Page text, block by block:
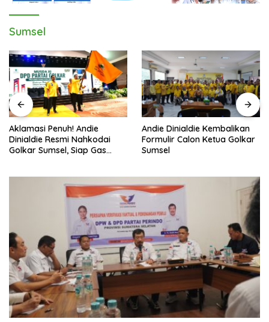
Sumsel
Aklamasi Penuh! Andie
Dinialdie Resmi Nahkodai
Golkar Sumsel, Siap Gas
Andie Dinialdie Kembalikan
Formulir Calon Ketua Golkar
Sumsel